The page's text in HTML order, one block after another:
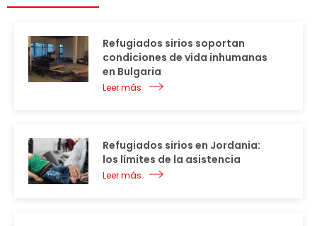
Refugiados sirios soportan
condiciones de vida inhumanas
en Bulgaria
Leer más
Refugiados sirios en Jordania:
los límites de la asistencia
Leer más